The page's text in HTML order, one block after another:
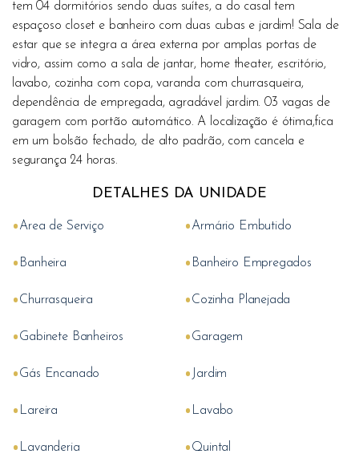
tem 04 dormitórios sendo duas suítes, a do casal tem
espaçoso closet e banheiro com duas cubas e jardim! Sala de
estar que se integra a área externa por amplas portas de
vidro, assim como a sala de jantar, home theater, escritório,
lavabo, cozinha com copa, varanda com churrasqueira,
dependência de empregada, agradável jardim. 03 vagas de
garagem com portão automático. A localização é ótima,fica
em um bolsão fechado, de alto padrão, com cancela e
segurança 24 horas.
DETALHES DA UNIDADE
•Area de Serviço •Armário Embutido
• Banheira • Banheiro Empregados
•Churrasqueira •Cozinha Planejada
•Gabinete Banheiros •Garagem
•Gás Encanado • Jardim
• Lareira • Lavabo
• Lavanderia •Quintal